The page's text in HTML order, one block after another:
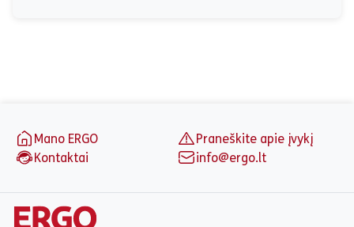
Mano ERGO
Praneškite apie įvykį
Kontaktai
info@ergo.lt